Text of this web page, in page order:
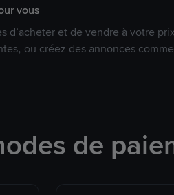
vous
d’acheter et de vendre à votre
ou créez des annonces
de